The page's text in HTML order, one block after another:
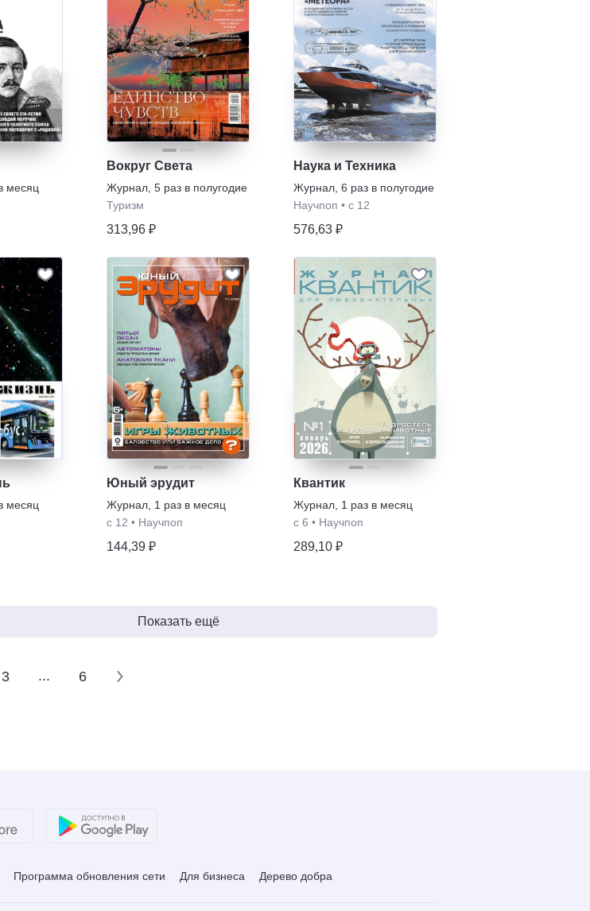
месяц
Вокруг Света
Журнал, 5 раз в полугодие
Туризм
313,96 ₽
Наука и Техника
Журнал ,6 раз в полугодие
Научпоп •с 12
576,63 ₽
месяц
Юный эрудит
Журнал, 1 раз в месяц
с 12 • Научпоп
144,39 ₽
Квантик
Журнал 1 раз в месяц
с 6 • Научпоп
289,10 ₽
Показать ещё
3 ... 6
Программа обновления сети Для бизнеса Дерево добра